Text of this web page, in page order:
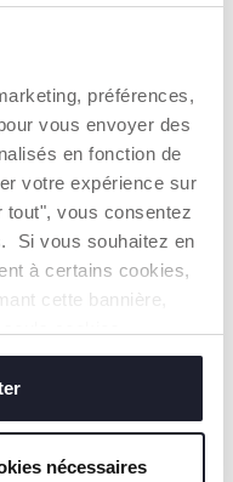
préférences,
vous envoyer des
en fonction de
votre expérience sur
vous consentez
Si vous souhaitez en
à certains cookies,
cette bannière,
service demandé.
nécessaires
dont l'objectif est de
de coton cultivé
font un coton
économique et
et de production fait
mesures de